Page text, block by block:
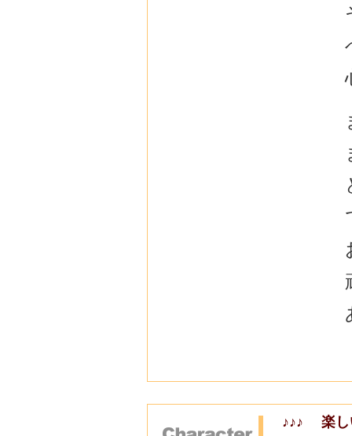
♪♪♪ 楽し